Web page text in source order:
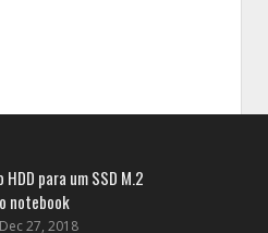
para um SSD M.2
notebook
Dec 27, 2018